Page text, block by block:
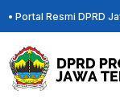
Skip
to
content
• Portal Resmi DPRD